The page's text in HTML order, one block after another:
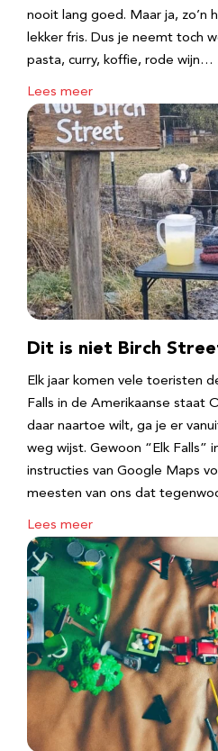
nooit lang goed. Maar ja, zo’n
lekker fris. Dus je neemt toch
pasta, curry, koffie, rode wijn…
Lees meer
Dit is niet Birch
Elk jaar komen vele toeristen
Falls in de Amerikaanse staat
daar naartoe wilt, ga je er
weg wijst. Gewoon “Elk Falls”
instructies van Google Maps
meesten van ons dat
Lees meer